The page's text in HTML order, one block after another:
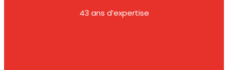
43 ans d’expertise